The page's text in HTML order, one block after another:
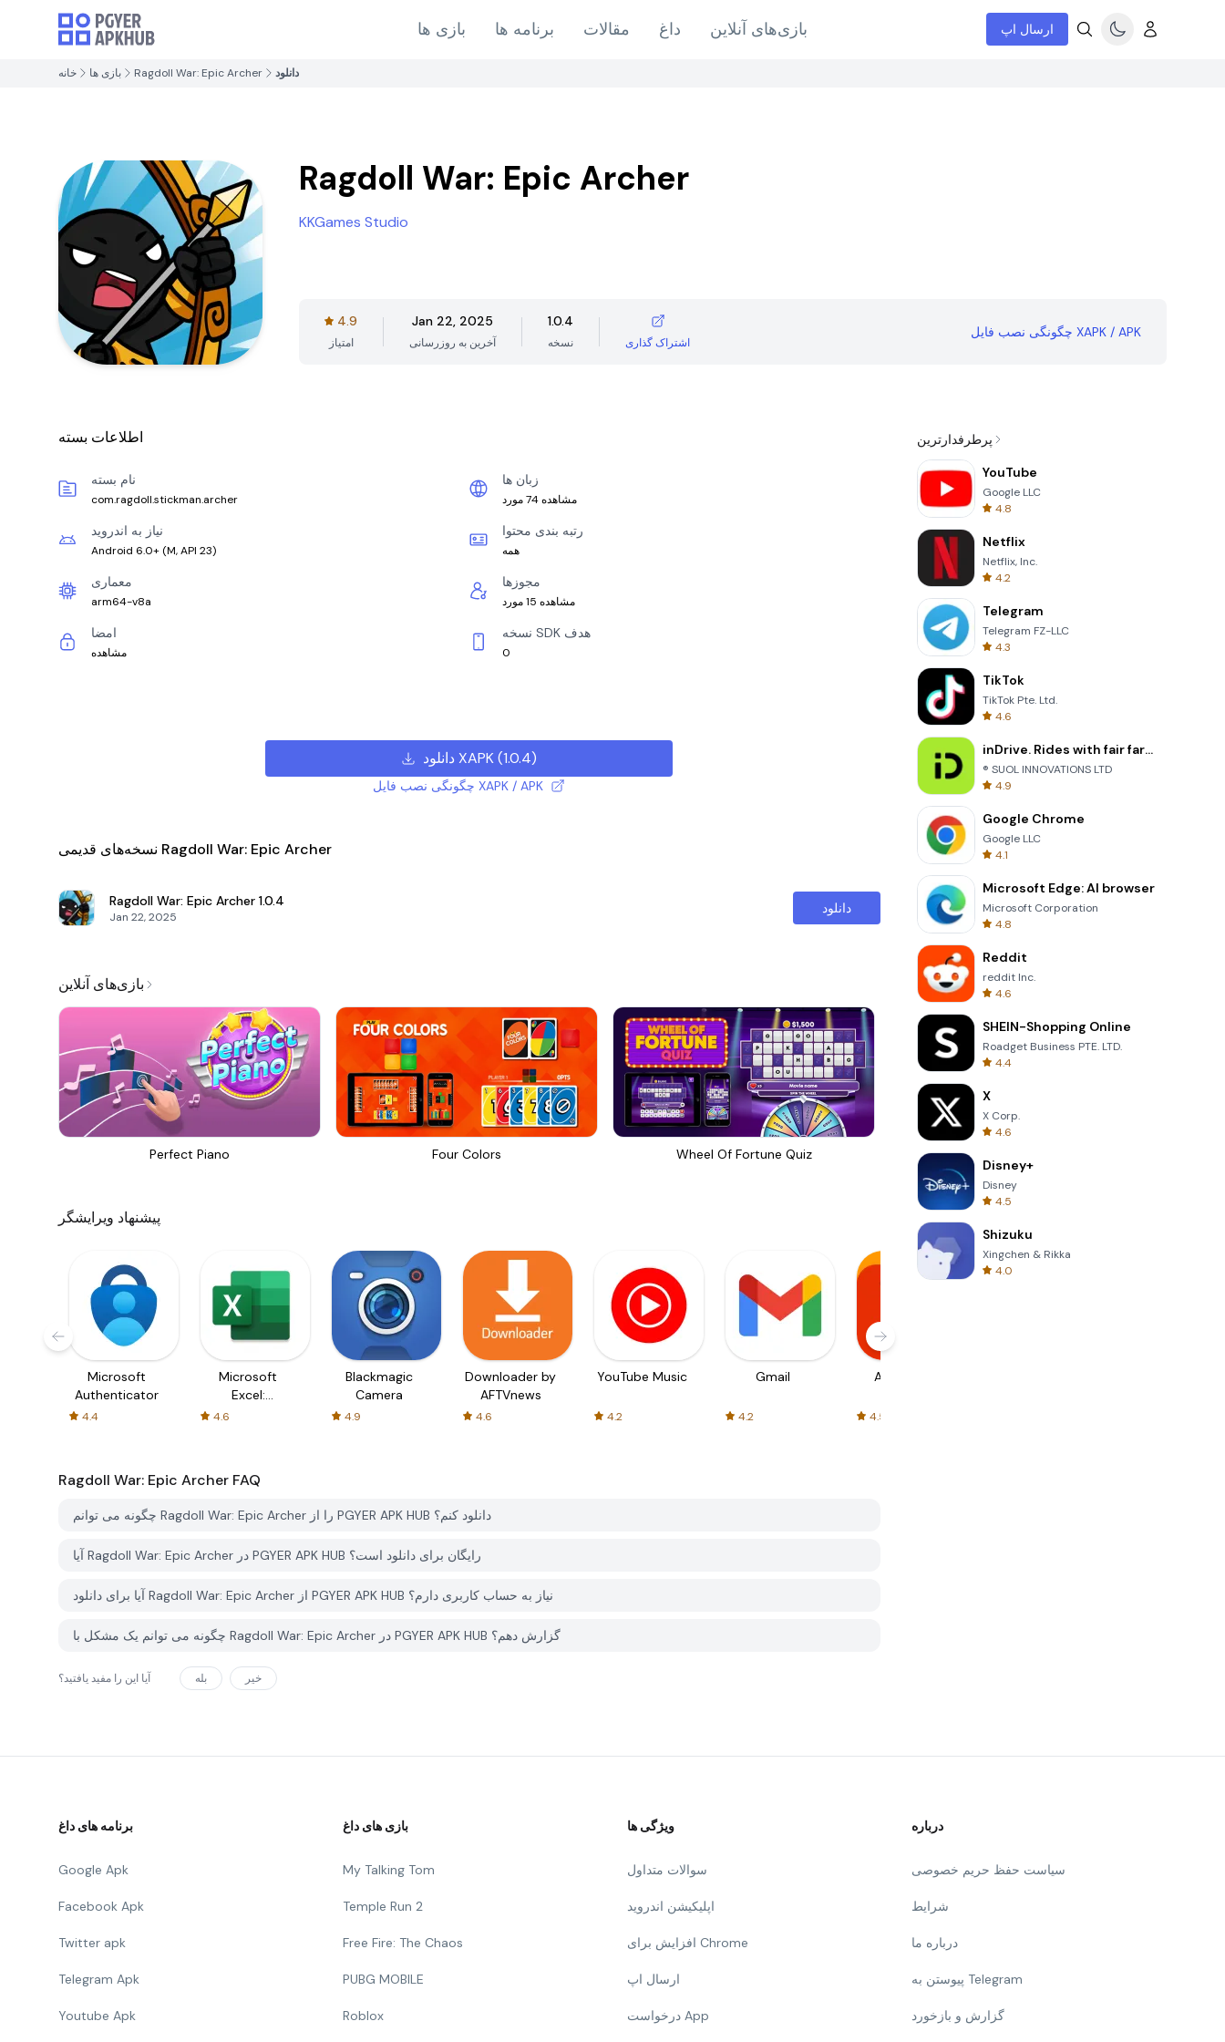
بازی ها برنامه ها مقالات داغ بازی‌های آنلاین ارسال اپ
خانه بازی ها Ragdoll War: Epic Archer دانلود
Ragdoll War: Epic Archer
KKGames Studio
4.9
امتیاز
Jan 22, 2025
آخرین به روزرسانی
1.0.4
نسخه اشتراک گذاری
چگونگی نصب فایل XAPK / APK
اطلاعات بسته
نام بسته
com.ragdoll.stickman.archer
زبان ها
مشاهده 74 مورد
نیاز به اندروید
Android 6.0+ (M, API 23)
رتبه بندی محتوا
همه
معماری
arm64-v8a
مجوزها
مشاهده 15 مورد
امضا
مشاهده
نسخه SDK هدف
0
دانلود XAPK(1.0.4)
چگونگی نصب فایل XAPK / APK
نسخه‌های قدیمی Ragdoll War: Epic Archer
Ragdoll War: Epic Archer 1.0.4
Jan 22, 2025
دانلود
بازی‌های آنلاین
Perfect Piano Four Colors Wheel Of Fortune Quiz Words of Wonders
پیشنهاد ویرایشگر
Microsoft
Authenticator
4.4
Microsoft
Excel:
Spreadsheets
4.6
Blackmagic
Camera
4.9
Downloader by
AFTVnews
4.6
YouTube Music
4.2
Gmail
4.2
AliExpress
4.5
Ragdoll War: Epic Archer FAQ
چگونه می توانم Ragdoll War: Epic Archer را از PGYER APK HUB دانلود کنم؟
آیا Ragdoll War: Epic Archer در PGYER APK HUB رایگان برای دانلود است؟
آیا برای دانلود Ragdoll War: Epic Archer از PGYER APK HUB نیاز به حساب کاربری دارم؟
چگونه می توانم یک مشکل با Ragdoll War: Epic Archer در PGYER APK HUB گزارش دهم؟
آیا این را مفید یافتید؟ بله خیر
پرطرفدارترین
YouTube
Google LLC
4.8
Netflix
Netflix, Inc.
4.2
Telegram
Telegram FZ-LLC
4.3
TikTok
TikTok Pte. Ltd.
4.6
inDrive. Rides with fair fares
® SUOL INNOVATIONS LTD
4.9
Google Chrome
Google LLC
4.1
Microsoft Edge: AI browser
Microsoft Corporation
4.8
Reddit
reddit Inc.
4.6
SHEIN-Shopping Online
Roadget Business PTE. LTD.
4.4
X
X Corp.
4.6
Disney+
Disney
4.5
Shizuku
Xingchen & Rikka
4.0
برنامه های داغ
Google Apk
Facebook Apk
Twitter apk
Telegram Apk
Youtube Apk
بازی های داغ
My Talking Tom
Temple Run 2
Free Fire: The Chaos
PUBG MOBILE
Roblox
ویژگی ها
سوالات متداول
اپلیکیشن اندروید
افزایش برای Chrome
ارسال اپ
درخواست App
درباره
سیاست حفظ حریم خصوصی
شرایط
درباره ما
پیوستن به Telegram
گزارش و بازخورد